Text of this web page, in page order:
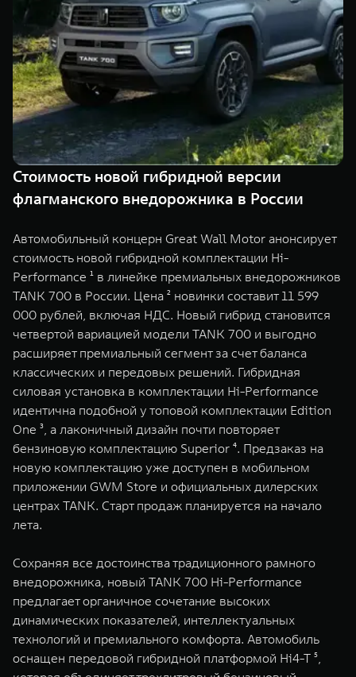
TANK 500
Веди за собой
от 6 499 000 ₽
TANK 700
от 10 199
WEY 07
Расширяя границы комфорта
от 6 149 000 ₽
WEY 05
Эстетика
от 5 699
WEY 80
Масштаб возможностей
от 6 449 000 ₽
WEY 80
от 8 099
TANK Финансы
Корпоративным клиентам
TANK ФИНАНСЫ
TANK Кредит
TANK Лизинг
TANK Страхование
Сервис
Специальные предложения
Моторные масла
ЦИФРОВЫЕ СЕРВИСЫ TANK
Цифровые сервисы TANK
Подписки
Стоимость новой гибридной версии
флагманского внедорожника в России
Автомобильный концерн Great Wall Motor анонсирует
стоимость новой гибридной комплектации Hi-
Performance ¹ в линейке премиальных внедорожников
TANK 700 в России. Цена ² новинки составит 11 599
000 рублей, включая НДС. Новый гибрид становится
четвертой вариацией модели TANK 700 и выгодно
расширяет премиальный сегмент за счет баланса
классических и передовых решений. Гибридная
силовая установка в комплектации Hi-Performance
идентична подобной у топовой комплектации Edition
One ³, а лаконичный дизайн почти повторяет
бензиновую комплектацию Superior ⁴. Предзаказ на
новую комплектацию уже доступен в мобильном
приложении GWM Store и официальных дилерских
центрах TANK. Старт продаж планируется на начало
лета.
Сохраняя все достоинства традиционного рамного
внедорожника, новый TANK 700 Hi-Performance
предлагает органичное сочетание высоких
динамических показателей, интеллектуальных
технологий и премиального комфорта. Автомобиль
оснащен передовой гибридной платформой Hi4-T ⁵,